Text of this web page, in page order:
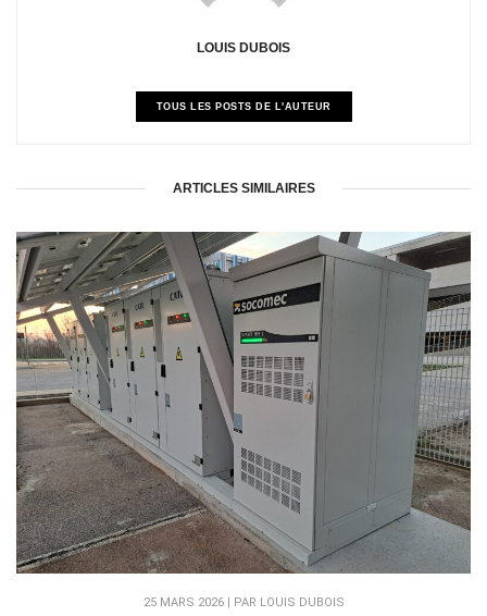
LOUIS DUBOIS
TOUS LES POSTS DE L'AUTEUR
ARTICLES SIMILAIRES
25 MARS 2026 | PAR LOUIS DUBOIS